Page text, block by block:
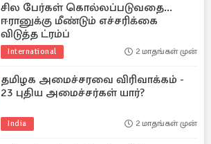
சில பேர்கள் கொல்லப்படுவதை...
ஈரானுக்கு மீண்டும் எச்சரிக்கை
விடுத்த ட்ரம்ப்
International 2 மாதங்கள் முன்
தமிழக அமைச்சரவை விரிவாக்கம் -
23 புதிய அமைச்சர்கள் யார்?
India 2 மாதங்கள் முன்